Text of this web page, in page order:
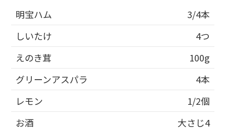
明宝ハム
3/4本
しいたけ
4つ
えのき茸
100g
グリーンアスパラ
4本
レモン
1/2個
お酒
大さじ4